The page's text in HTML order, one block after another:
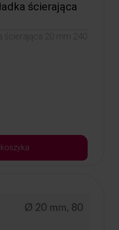
ścierająca
ścierająca 20 mm 240